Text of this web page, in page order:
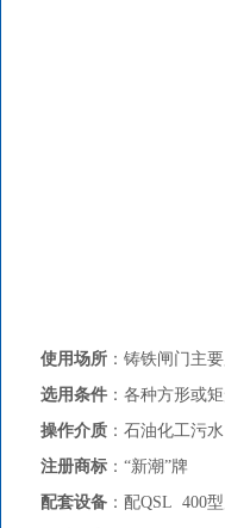
使用场所 ：铸铁闸门主
选用条件 ：各种方形或
操作介质 ：石油化工污
注册商标 ：“新潮”牌
配套设备 ：配QSL 400